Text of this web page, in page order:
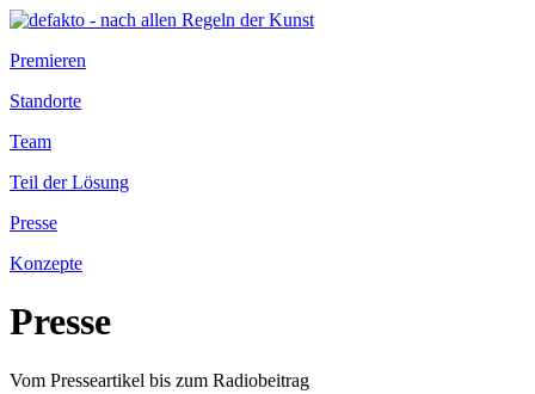
Premieren
Standorte
Team
Teil der Lösung
Presse
Konzepte
Presse
Vom Presseartikel bis zum Radiobeitrag